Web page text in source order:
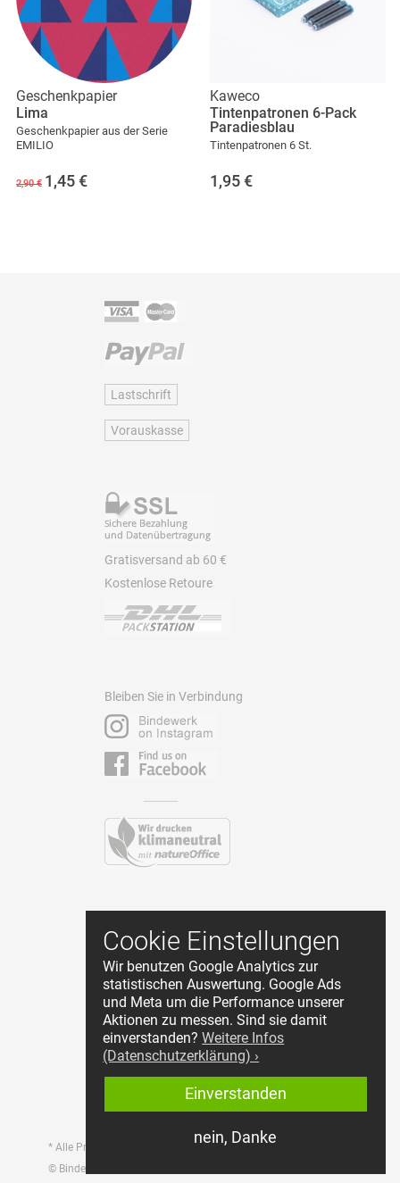
Cookie Einstellungen
Wir benutzen Google Analytics zur
statistischen Auswertung. Google Ads
und Meta um die Performance unserer
Aktionen zu messen. Sind sie damit
einverstanden?Weitere Infos
(Datenschutzerklärung) ›
nein, Danke
Einverstanden
Geschenkpapier
Lima
Geschenkpapier aus der Serie
EMILIO
2,90 € 1,45 €
Kaweco
Tintenpatronen 6-Pack
Paradiesblau
Tintenpatronen 6 St.
1,95 €
Lastschrift
Vorauskasse
Gratisversand ab 60 €
Kostenlose Retoure
Bleiben Sie in Verbindung
Kontakt
AGB
Datenschutz
Impressum
Cookie Einstellungen
Händler Login
Widerruf starten
© Bindewerk GmbH & Co.KG
* Alle Preise inkl. MwSt., zzgl. Versandkosten.